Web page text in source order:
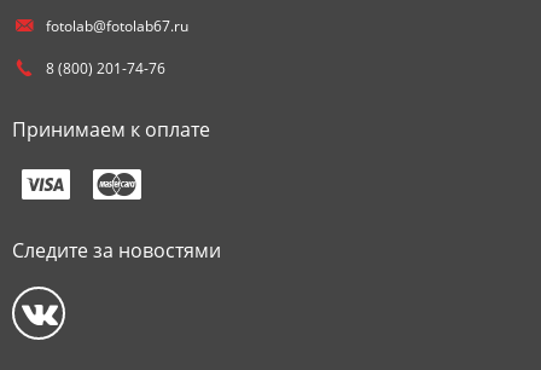
fotolab@fotolab67.ru
8 (800) 201-74-76
Принимаем к оплате
Следите за новостями